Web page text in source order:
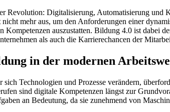
Revolution: Digitalisierung, Automatisierung und
mehr aus, um den Anforderungen einer
Kompetenzen auszustatten. Bildung 4.0 ist dabei
als auch die Karrierechancen der
in der modernen
Technologien und Prozesse verändern,
sind digitale Kompetenzen längst zur
an Bedeutung, da sie zunehmend von